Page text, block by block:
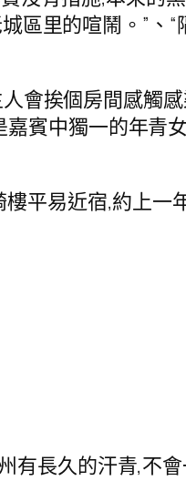
區里的喧鬧。”、
會挨個房間感觸
賓中獨一的年青
平易近宿,約上一
有長久的汗青,不